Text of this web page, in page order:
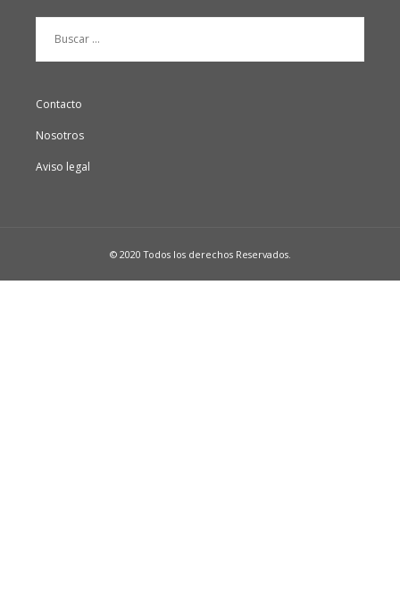
Contacto
Nosotros
Aviso legal
© 2020 Todos los derechos Reservados.